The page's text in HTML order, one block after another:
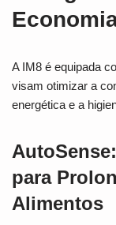
A IM8 é equipada
visam otimizar a
energética e a
para
Alimentos